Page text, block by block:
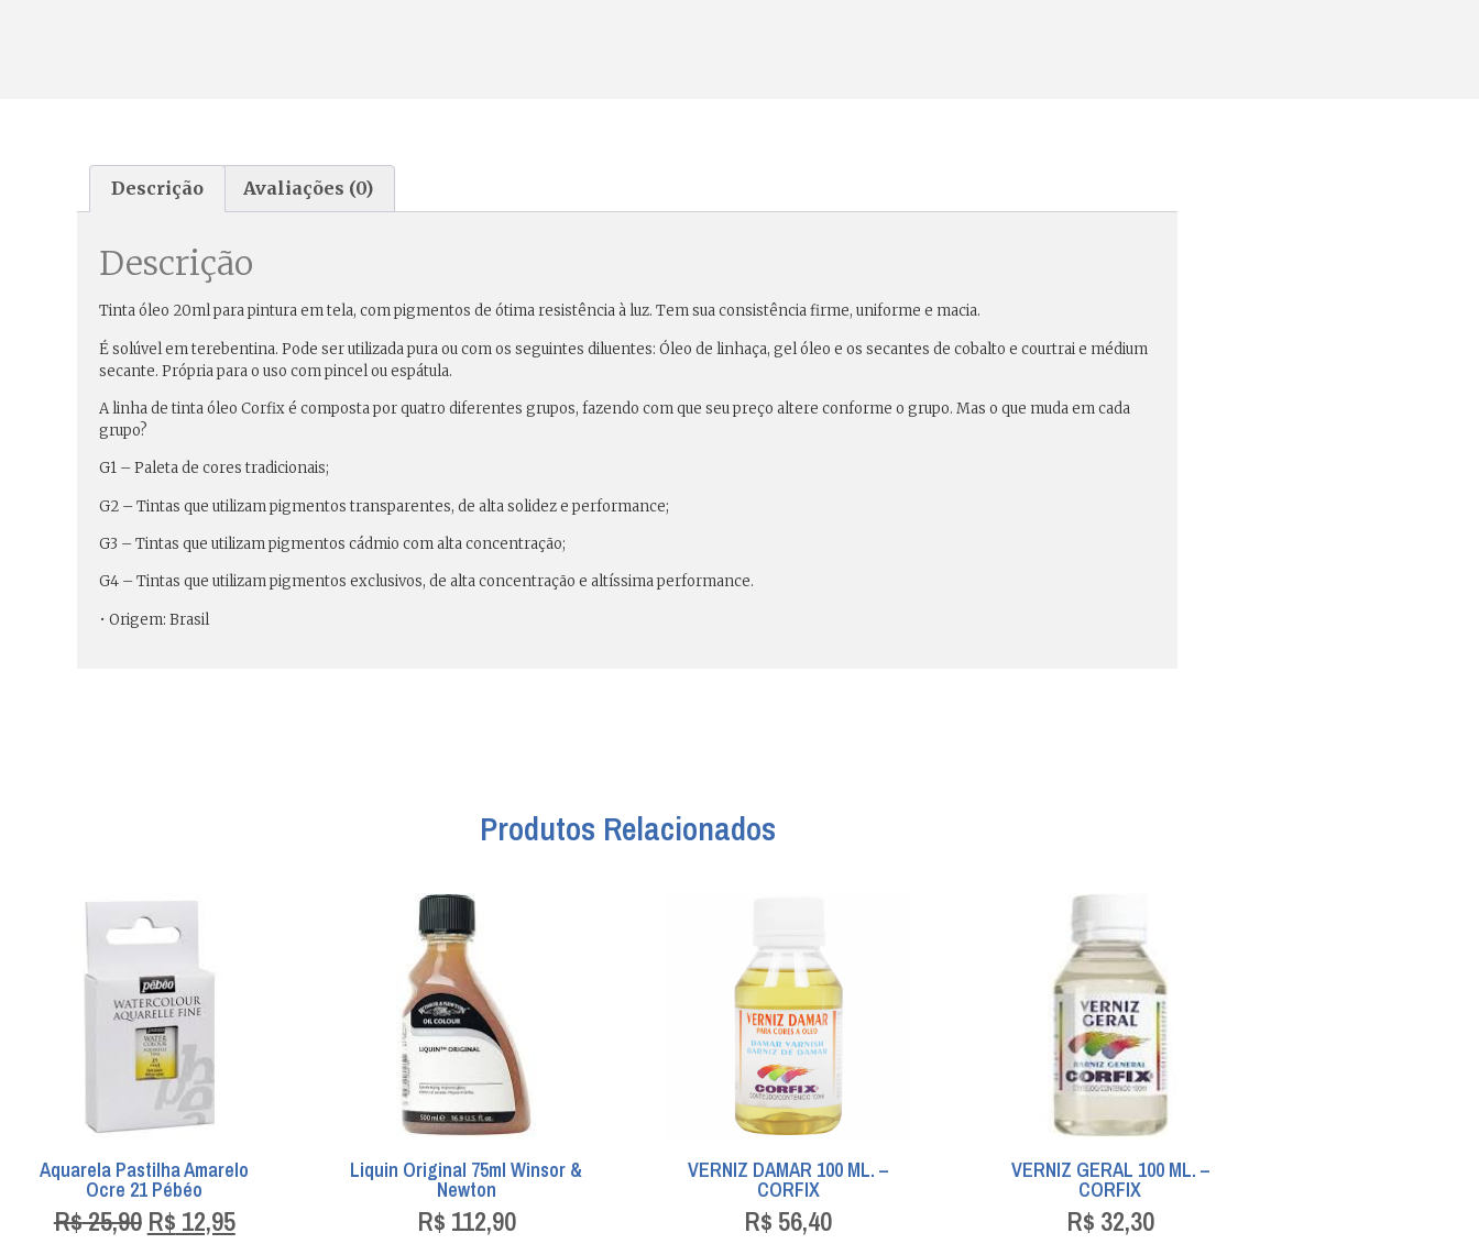
Descrição Avaliações (0)
Descrição
Tinta óleo 20ml para pintura em tela, com pigmentos de ótima resistência à luz. Tem sua consistência firme, uniforme e macia.
É solúvel em terebentina. Pode ser utilizada pura ou com os seguintes diluentes: Óleo de linhaça, gel óleo e os secantes de cobalto e courtrai e médium
secante. Própria para o uso com pincel ou espátula.
A linha de tinta óleo Corfix é composta por quatro diferentes grupos, fazendo com que seu preço altere conforme o grupo. Mas o que muda em cada
grupo?
G1 – Paleta de cores tradicionais;
G2 – Tintas que utilizam pigmentos transparentes, de alta solidez e performance;
G3 – Tintas que utilizam pigmentos cádmio com alta concentração;
G4 – Tintas que utilizam pigmentos exclusivos, de alta concentração e altíssima performance.
• Origem: Brasil
Produtos Relacionados
Aquarela Pastilha Amarelo
Ocre 21 Pébéo
R$25,90 R$ 12,95
Liquin Original 75ml Winsor &
Newton
R$ 112,90
VERNIZ DAMAR 100 ML. –
CORFIX
R$ 56,40
VERNIZ GERAL 100 ML. –
CORFIX
R$ 32,30